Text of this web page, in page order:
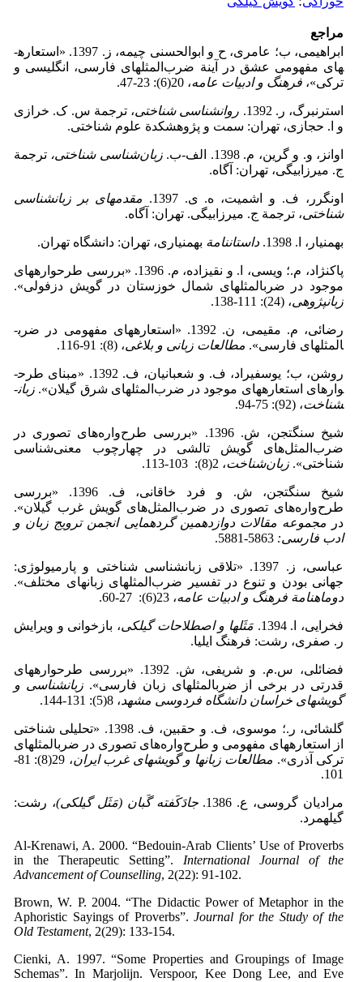
مراجع
ابراهیمی، ب؛ عامری، ح و ابوالحسنی چیمه، ز. 1397. «استعاره­
های مفهومی عشق در آینة ضرب‌المثل­های فارسی، انگلیسی و
ترکی»، فرهنگ و ادبیات عامه، 20(6): 23-47.
استرنبرگ، ر. 1392. روان­شناسی شناختی، ترجمة س. ک. خرازی
و ا. حجازی، تهران: سمت و پژوهشکدة علوم شناختی.
اوانز، و. و گرین، م. 1398. الف-ب. زبان‌شناسی شناختی، ترجمة
ج. میرزابیگی، تهران: آگاه.
اونگرر، ف. و اشمیت، ه. ی. 1397.
­مقدمه­ای بر زبان­شناسی
شناختی، ترجمة ج. میرزابیگی. تهران: آگاه.
بهمنیار، ا. 1398. داستان­نامة بهمنیاری، تهران: دانشگاه تهران.
پاک­نژاد، م.؛ ویسی، ا. و نقی­زاده، م. 1396. «بررسی طرح­واره­های
موجود در ضرب­المثل­های شمال خوزستان در گویش دزفولی».
زبان­پژوهی، (24): 111-138.
رضائی، م. مقیمی، ن. 1392. «استعاره­های مفهومی در ضرب­
المثل­های فارسی». مطالعات زبانی و بلاغی، (8): 91-116.
روشن، ب؛ یوسفی­راد، ف. و شعبانیان، ف. 1392. «مبنای طرح­
واره­ای استعاره­های موجود در ضرب‌المثل­های شرق گیلان». زبان­
شناخت، (92): 75-94.
شیخ سنگ­تجن، ش. 1396. «بررسی طرح‌واره‌های تصوری در
ضرب‌المثل‌‌های گویش تالشی در چهارچوب معنی‌شناسی
شناختی». زبان‌شناخت، 2(8): 103-113.
شیخ سنگ­تجن، ش. و فرد خاقانی، ف. 1396. «بررسی
طرح‌واره‌های تصوری در ضرب‌المثل‌های گویش غرب گیلان».
در مجموعه مقالات دوازدهمین گردهمایی انجمن ترویج زبان و
ادب فارسی:
عباسی، ز. 1397. «تلاقی زبان­شناسی شناختی و پارمیولوژی:
جهانی بودن و تنوع در تفسیر ضرب‌المثل­های زبان­های مختلف».
دوماهنامة فرهنگ و ادبیات عامه، 23(6): 27-60.
فخرایی، ا. 1394. مَثَل­ها و اصطلاحات گیلکی، بازخوانی و ویرایش
ر. صفری، رشت: فرهنگ ایلیا.
فضائلی، س.م. و شریفی، ش. 1392. «بررسی طرح­واره­های
قدرتی در برخی از ضرب­المثل­های زبان فارسی».زبان­شناسی و
گویش­های خراسان دانشگاه فردوسی مشهد، 8(5): 131-144.
گلشائی، ر.؛ موسوی، ف. و حق­بین، ف. 1398. «تحلیلی شناختی
از استعاره­های مفهومی و طرح‌واره‌های تصوری در ضرب­المثل­های
ترکی آذری». مطالعات زبان­ها و گویش­های غرب ایران
، 29(8): 81-
101.
مرادیان گروسی، ع. 1386. جادَکَفته گَبان (مَثَل گیلکی)، رشت:
گیله­مرد.
Al-Krenawi, A. 2000. “Bedouin-Arab Clients’ Use of Proverbs
in the Therapeutic Setting”. International Journal of the
Advancement of Counselling, 2(22): 91-102.
Brown, W. P. 2004. “The Didactic Power of Metaphor in the
Aphoristic Sayings of Proverbs”.Journal for the Study of the
Old Testament, 2(29): 133-154.
Cienki, A. 1997. “Some Properties and Groupings of Image
Schemas”. In Marjolijn. Verspoor, Kee Dong Lee, and Eve